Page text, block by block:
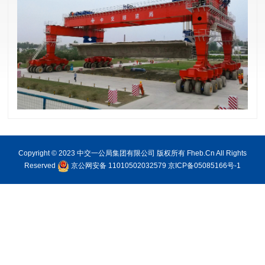
Copyright © 2023 中交一公局集团有限公司 版权所有 Fheb.Cn All Rights
Reserved
京公网安备 11010502032579 京ICP备05085166号-1